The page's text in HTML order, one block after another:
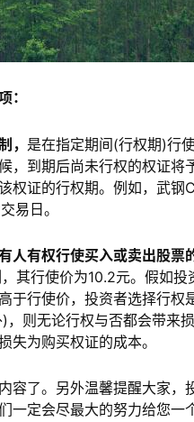
：
， 是在指定期间(行权期)行
，到期后尚未行权的权证
权证的行权期。例如，武
易日。
人有权行使买入或卖出股票
其行使价为10.2元。假如
于行使价，投资者选择行
，则无论行权与否都会带来
失为购买权证的成本。
了。另外温馨提醒大家，
一定会尽最大的努力给您一